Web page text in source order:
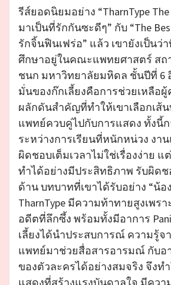
รีส์ยอดนิยมอย่าง “TharnType
มาเป็นที่รักกันซะดีๆ” กับ “The
รักจิ้นฟินเฟร่อ” แล้ว เขายังเป็น
ศึกษาอยู่ในคณะแพทยศาสตร์ สถ
ชนก มหาวิทยาลัยมหิดล ชั้นปีที่ 6
มั่นของก๊กเลี้ยงคือการช่วยเหลือผู้
ผลักดันสำคัญที่ทำให้เขาเลือกเส้น
แพทย์ควบคู่ไปกับการแสดง ทั้งนี้ก
ระหว่างการเรียนที่หนักหน่วง งา
ผิดชอบเต็มเวลาไม่ใช่เรื่องง่าย แ
ทำได้อย่างมีประสิทธิภาพ รับผิดช
ด้าน บทบาทที่เขาได้รับอย่าง “น้อ
TharnType มีความท้าทายสูงเพร
อดีตที่ลึกซึ้ง พร้อมทั้งมีอาการ
เลี้ยงได้นำประสบการณ์ ความรู้จ
แพทย์มาช่วยสื่อสารอารมณ์ กับอ
ของตัวละครได้อย่างสมจริง จึงท
แสดงที่สร้างแรงบันดาลใจ มีคว